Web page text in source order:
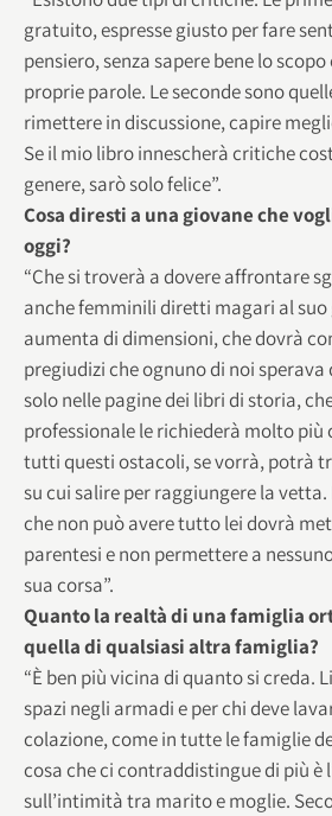
gratuito, espresse giusto per fare
pensiero, senza sapere bene lo
proprie parole. Le seconde sono
rimettere in discussione, capire
Se il mio libro innescherà critiche
genere, sarò solo felice”.
Cosa diresti a una giovane che
oggi?
“Che si troverà a dovere affrontare
anche femminili diretti magari al
aumenta di dimensioni, che dovrà
pregiudizi che ognuno di noi
solo nelle pagine dei libri di storia,
professionale le richiederà molto più
tutti questi ostacoli, se vorrà, potrà
su cui salire per raggiungere la vetta.
che non può avere tutto lei dovrà
parentesi e non permettere a
sua corsa”.
Quanto la realtà di una famiglia
quella di qualsiasi altra famiglia?
“È ben più vicina di quanto si creda.
spazi negli armadi e per chi deve
colazione, come in tutte le famiglie
cosa che ci contraddistingue di più è
sull’intimità tra marito e moglie.